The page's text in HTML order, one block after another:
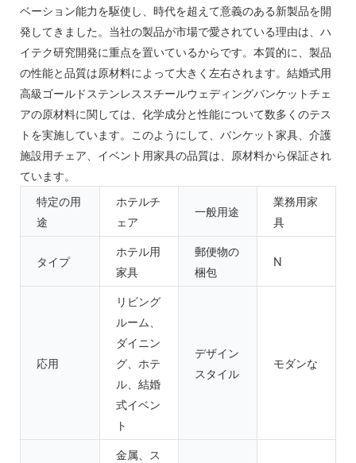
ベーション能力を駆使し、時代を超えて意義のある新製品を開
発してきました。当社の製品が市場で愛されている理由は、ハ
イテク研究開発に重点を置いているからです。本質的に、製品
の性能と品質は原材料によって大きく左右されます。結婚式用
高級ゴールドステンレススチールウェディングバンケットチェ
アの原材料に関しては、化学成分と性能について数多くのテス
トを実施しています。このようにして、バンケット家具、介護
施設用チェア、イベント用家具の品質は、原材料から保証され
ています。
特定の用
途
ホテルチ
ェア
一般用途
業務用家
具
タイプ
ホテル用
家具
郵便物の
梱包
N
応用
リビング
ルーム、
ダイニン
グ、ホテ
ル、結婚
式イベン
ト
デザイン
スタイル
モダンな
金属、ス